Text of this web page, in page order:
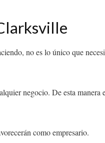
no es lo único que
negocio. De esta
como empresario.